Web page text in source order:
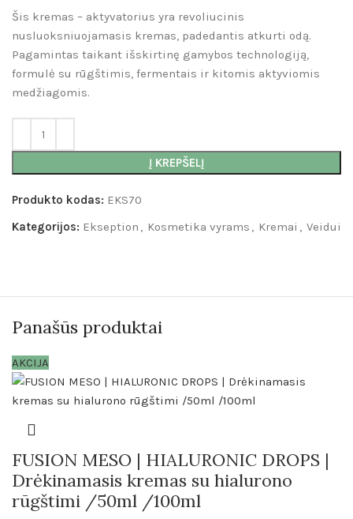
Šis kremas – aktyvatorius yra revoliucinis
nusluoksniuojamasis kremas, padedantis atkurti odą.
Pagamintas taikant išskirtinę gamybos technologiją,
formulė su rūgštimis, fermentais ir kitomis aktyviomis
medžiagomis.
Į KREPŠELĮ
Produkto kodas: EKS70
Kategorijos: Ekseption , Kosmetika vyrams , Kremai , Veidui
Panašūs produktai
AKCIJA
FUSION MESO | HIALURONIC DROPS |
Drėkinamasis kremas su hialurono
rūgštimi /50ml /100ml